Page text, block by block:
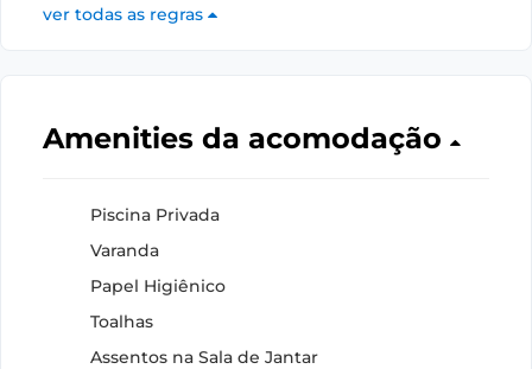
ver todas as regras
Amenities da acomodação
Piscina Privada
Varanda
Papel Higiênico
Toalhas
Assentos na Sala de Jantar